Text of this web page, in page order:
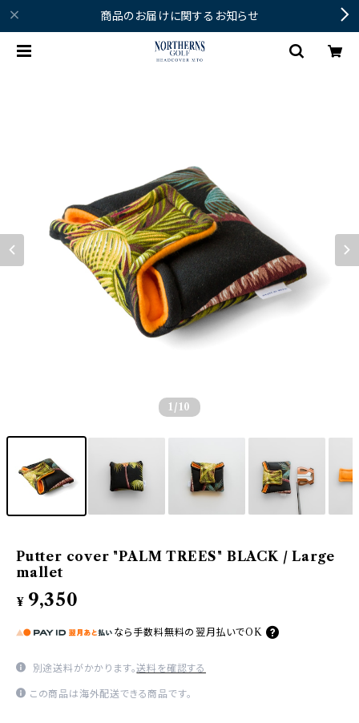
商品のお届けに関するお知らせ
1 /10
Putter cover "PALM TREES" BLACK / Large
mallet
¥ 9,350
なら 手数料無料の 翌月払いでOK
別途送料がかかります。送料を確認する
この商品は海外配送できる商品です。